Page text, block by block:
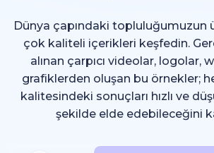
Dünya çapındaki topluluğumuzun
çok kaliteli içerikleri keşfedin.
alınan çarpıcı videolar, logolar,
grafiklerden oluşan bu örnekler;
kalitesindeki sonuçları hızlı ve
şekilde elde edebileceğini